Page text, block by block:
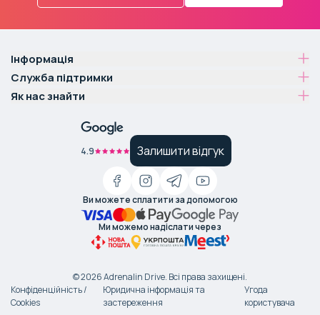
Інформація
Служба підтримки
Як нас знайти
4.9 Залишити відгук
Ви можете сплатити за допомогою
Ми можемо надіслати через
©2026Adrenalin Drive. Всі права захищені.
Конфіденційність /
Cookies
Юридична інформація та
застереження
Угода
користувача